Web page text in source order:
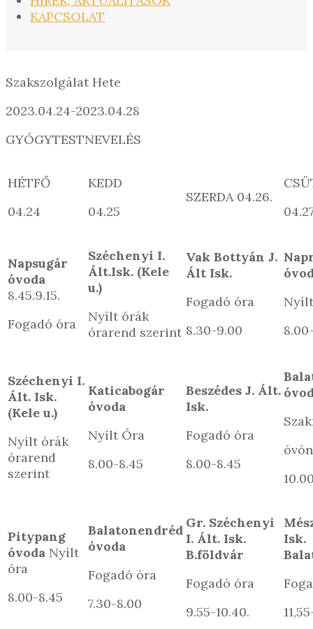
KAPCSOLAT
Szakszolgálat Hete
2023.04.24-2023.04.28
GYÓGYTESTNEVELÉS
HÉTFŐ
04.24
KEDD
04.25
SZERDA 04.26.
Napsugár
óvoda
8.45.9.15.
Fogadó óra
Széchenyi I.
Ált.Isk. (Kele
u.)
Nyílt órák
órarend szerint
Vak Bottyán J.
Ált Isk.
Fogadó óra
8.30-9.00
Széchenyi I.
Ált. Isk.
(Kele u.)
Nyílt órák
órarend
szerint
Katicabogár
óvoda
Nyílt Óra
8.00-8.45
Beszédes J. Ált.
Isk.
Fogadó óra
8.00-8.45
Pitypang
óvoda Nyílt
óra
8.00-8.45
Balatonendréd
óvoda
Fogadó óra
7.30-8.00
Gr. Széchenyi
I. Ált. Isk.
B.földvár
Fogadó óra
9.55-10.40.
Isk.